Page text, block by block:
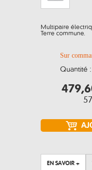
Multipaire
Terre commune.
Sur
quantité :
EN SAVOIR +